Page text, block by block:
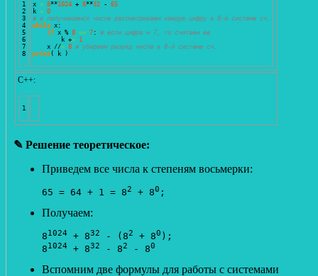
1
2
3
4
5
6
7
x = 8**1024 + 8**32 - 65
k = 0
# в получившемся числе рассматриваем каждую цифру в 8-й системе сч.
while x:
if x % 8 == 7 : # если цифра = 7, то считаем ее
        k +
= 1
    x //
= 8 # убираем разряд числа в 8-й системе сч.
print ( k )
С++:
✎ Решение теоретическое:
Приведем все числа к степеням восьмерки:
65 = 64 + 1 = 82 + 80 ;
Получаем:
81024 + 832 - (82 + 80 );
81024 + 832 - 82 - 80
Вспомним две формулы для работы с системами